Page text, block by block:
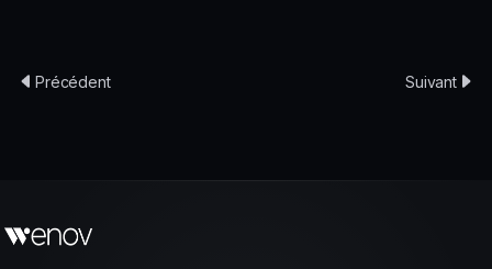
Précédent Suivant